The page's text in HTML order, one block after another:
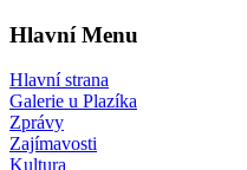
Hlavní Menu
Hlavní strana
Galerie u Plazíka
Zprávy
Zajímavosti
Kultura